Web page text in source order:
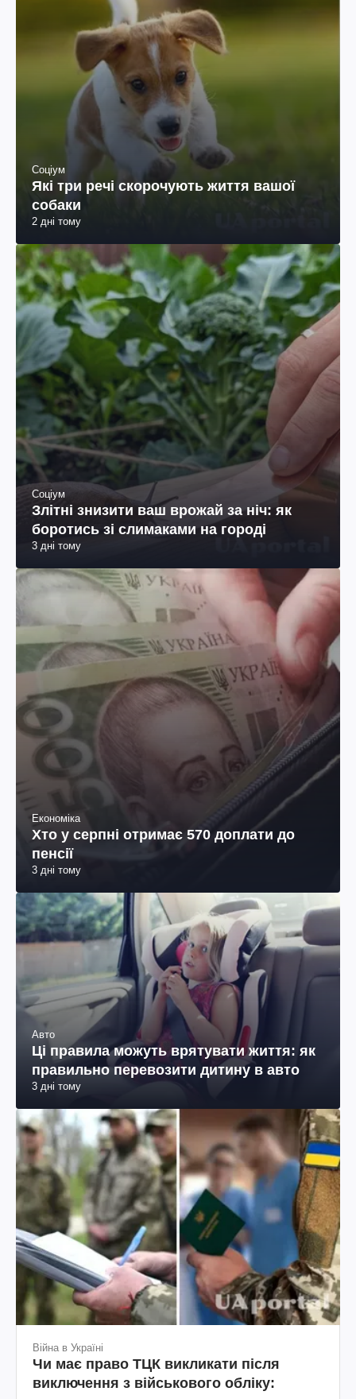
Соціум
Які три речі скорочують життя вашої
собаки
2 дні тому
Соціум
Злітні знизити ваш врожай за ніч: як
боротись зі слимаками на городі
3 дні тому
Економіка
Хто у серпні отримає 570 доплати до
пенсії
3 дні тому
Авто
Ці правила можуть врятувати життя: як
правильно перевозити дитину в авто
3 дні тому
Війна в Україні
Чи має право ТЦК викликати після
виключення з військового обліку: